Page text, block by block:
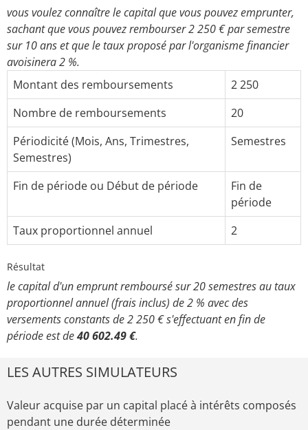
vous voulez connaître le capital que vous pouvez emprunter,
sachant que vous pouvez rembourser 2 250 € par semestre
sur 10 ans et que le taux proposé par l'organisme financier
avoisinera 2 %.
Montant des remboursements
2 250
Nombre de remboursements
20
Périodicité (Mois, Ans, Trimestres,
Semestres)
Semestres
Fin de période ou Début de période
Fin de
période
Taux proportionnel annuel
2
Résultat
le capital d'un emprunt remboursé sur 20 semestres au taux
proportionnel annuel (frais inclus) de 2 % avec des
versements constants de 2 250 € s'effectuant en fin de
période est de40 602.49 €.
LES AUTRES SIMULATEURS
Valeur acquise par un capital placé à intérêts composés
pendant une durée déterminée